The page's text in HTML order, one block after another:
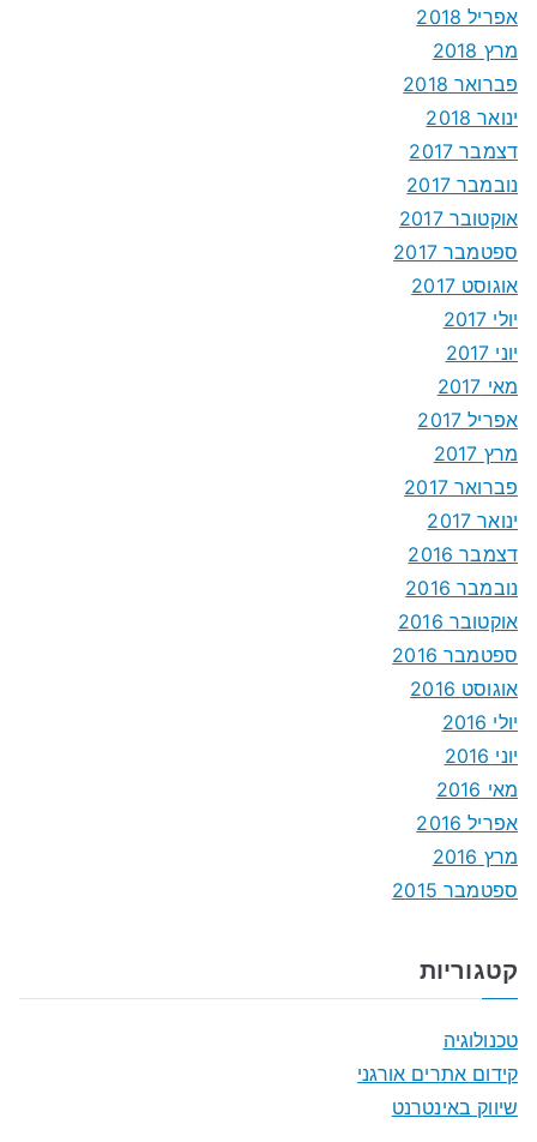
אפריל 2018
מרץ 2018
פברואר 2018
ינואר 2018
דצמבר 2017
נובמבר 2017
אוקטובר 2017
ספטמבר 2017
אוגוסט 2017
יולי 2017
יוני 2017
מאי 2017
אפריל 2017
מרץ 2017
פברואר 2017
ינואר 2017
דצמבר 2016
נובמבר 2016
אוקטובר 2016
ספטמבר 2016
אוגוסט 2016
יולי 2016
יוני 2016
מאי 2016
אפריל 2016
מרץ 2016
ספטמבר 2015
קטגוריות
טכנולוגיה
קידום אתרים אורגני
שיווק באינטרנט